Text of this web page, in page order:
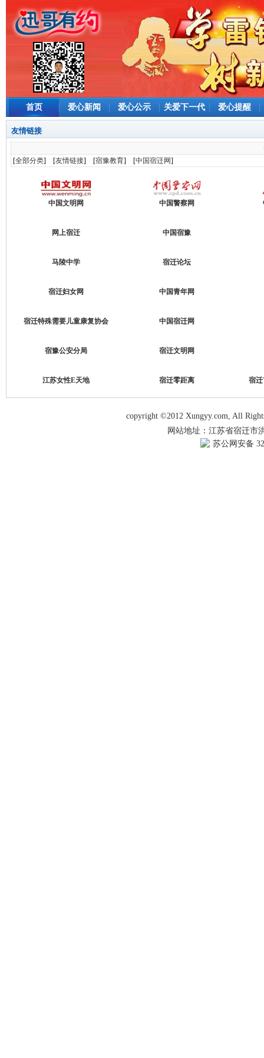
首页 爱心新闻 爱心公示 关爱下一代 爱心提醒
友情链接
[全部分类] [友情链接] [宿豫教育] [中国宿迁网]
中国文明网 中国警察网
网上宿迁 中国宿豫
马陵中学 宿迁论坛
宿迁妇女网 中国青年网
宿迁特殊需要儿童康复协会 中国宿迁网
宿豫公安分局 宿迁文明网
江苏女性E天地 宿迁零距离 宿
copyright ©2012 Xungyy.com, All
网站地址：江苏省宿迁市
苏公网安备